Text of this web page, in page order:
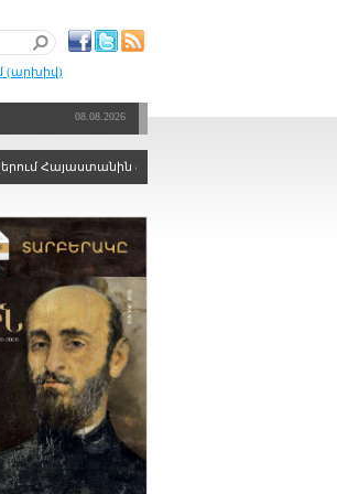
(արխիվ)
08.08.2026
Հայաստանին ձայնի իրավունքից զրկելու